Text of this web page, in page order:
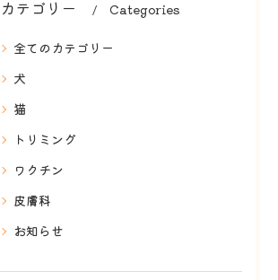
カテゴリー Categories
全てのカテゴリー
犬
猫
トリミング
ワクチン
皮膚科
お知らせ